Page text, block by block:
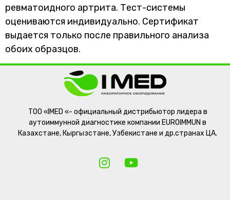
ревматоидного артрита. Тест-системы
оцениваются индивидуально. Сертификат
выдается только после правильного анализа
обоих образцов.
ТОО «IMED «- официальный дистрибьютор лидера в
аутоиммунной диагностике компании EUROIMMUN в
Казахстане, Кыргызстане, Узбекистане и др.странах ЦА.